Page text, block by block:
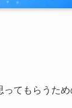
てもらうため